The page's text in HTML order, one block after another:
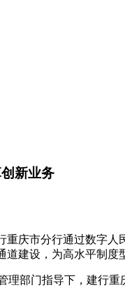
新业务
重庆市分行通过数字
建设，为高水平制度
理部门指导下，建行